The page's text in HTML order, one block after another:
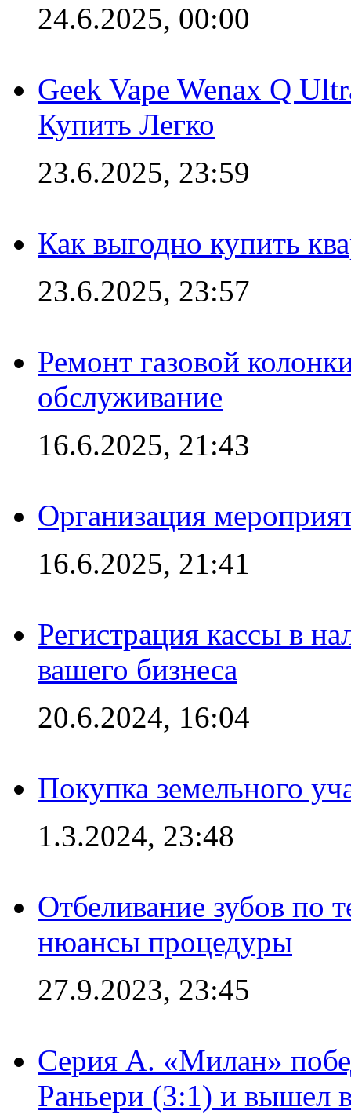
24.6.2025, 00:00
Geek Vape Wenax Q
Купить Легко
23.6.2025, 23:59
Как выгодно купить
23.6.2025, 23:57
Ремонт газовой
обслуживание
16.6.2025, 21:43
Организация
16.6.2025, 21:41
Регистрация кассы в
вашего бизнеса
20.6.2024, 16:04
Покупка земельного
1.3.2024, 23:48
Отбеливание зубов по
нюансы процедуры
27.9.2023, 23:45
Серия А. «Милан»
Раньери (3:1) и вышел